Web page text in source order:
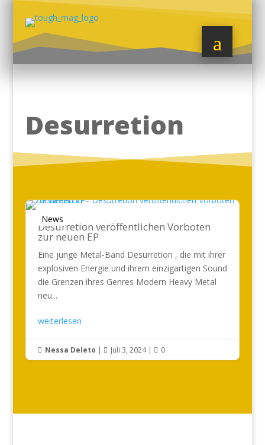
Desurretion
News
Desurretion veröffentlichen Vorboten
zur neuen EP
Eine junge Metal-Band Desurretion , die mit ihrer
explosiven Energie und ihrem einzigartigen Sound
die Grenzen ihres Genres Modern Heavy Metal
neu...
weiterlesen
 Nessa Deleto |  Juli 3, 2024|  0